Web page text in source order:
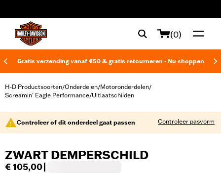
(0)
Gratis verzending vanaf €50 & gratis retourneren - Nu shoppen
H-D Productsoorten/Onderdelen/Motoronderdelen/
Screamin’ Eagle Performance/Uitlaatschilden
Controleer of dit onderdeel gaat passen Controleer pasvorm
ZWART DEMPERSCHILD
€ 105,00